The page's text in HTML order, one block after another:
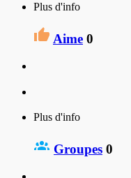
Plus d'info
Aime 0
Plus d'info
Groupes 0